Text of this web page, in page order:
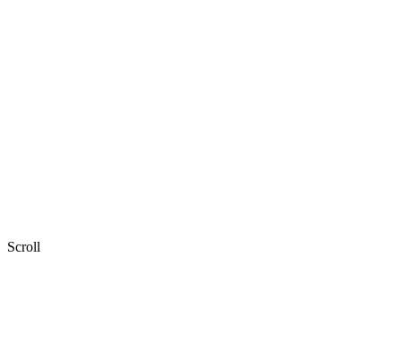
Scroll